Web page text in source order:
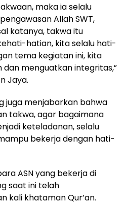
maka ia selalu
Allah SWT,
katanya, takwa itu
hatian, kita selalu hati-
tema kegiatan ini, kita
dan menguatkan integritas,”
Jaya.
juga menjabarkan bahwa
takwa, agar bagaimana
keteladanan, selalu
bekerja dengan hati-
ASN yang bekerja di
saat ini telah
kali khataman Qur’an.